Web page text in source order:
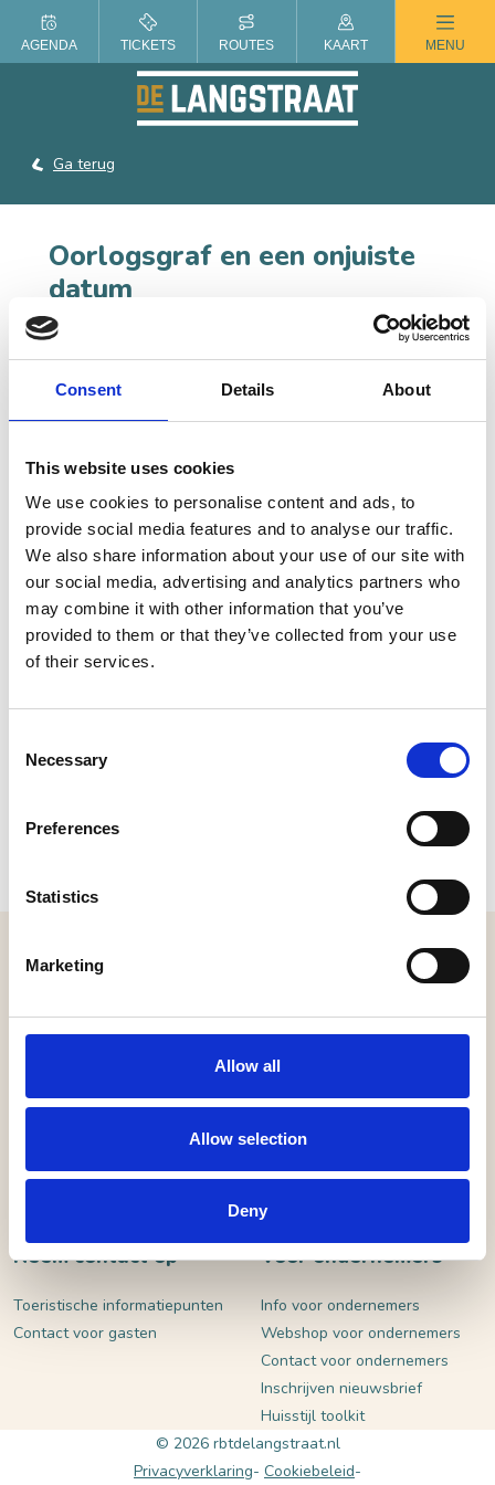
Consent Details About
This website uses cookies
We use cookies to personalise content and ads, to
provide social media features and to analyse our traffic.
We also share information about your use of our site with
our social media, advertising and analytics partners who
may combine it with other information that you’ve
provided to them or that they’ve collected from your use
of their services.
Selection
Necessary
Preferences
Statistics
Marketing
Allow all
Allow selection
Deny
ZOMER IN DE LANGSTRAAT
Ga terug
Oorlogsgraf en een onjuiste
datum
Deze locatie onderdeel van de
Bevrijdingsroute
Schotse Highlanders Loon op Zand
Loon op Zand. Daar vlakbij zit een granaatpunt in de
voorgevel van een pand.
Lees het hele verhaal hier
CONTACT
Neem contact op
Toeristische informatiepunten
Contact voor gasten
Voor ondernemers
Info voor ondernemers
Webshop voor ondernemers
Contact voor ondernemers
Inschrijven nieuwsbrief
Huisstijl toolkit
© 2026 rbtdelangstraat.nl
Privacyverklaring Cookiebeleid
AGENDA TICKETS ROUTES KAART MENU